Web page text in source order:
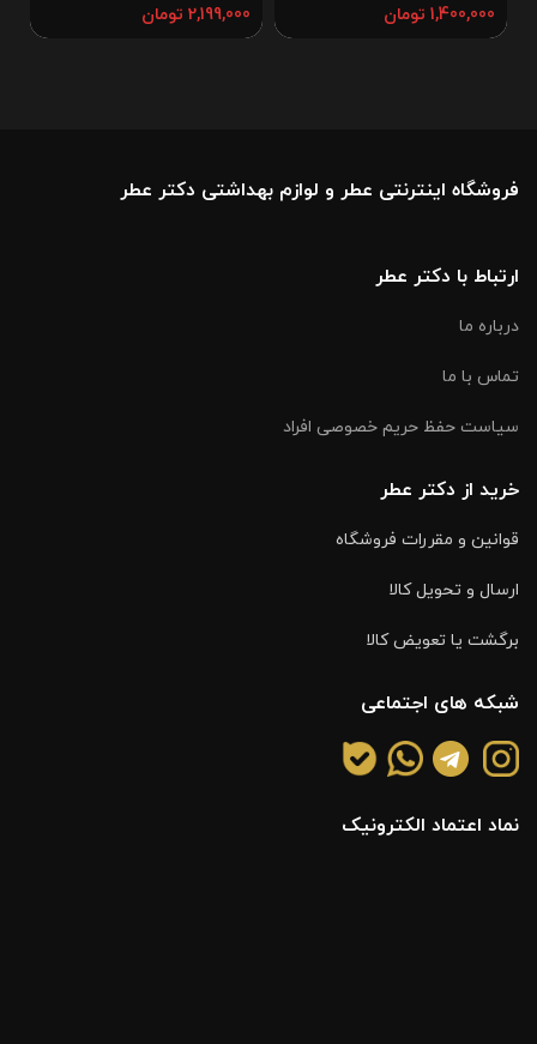
1,400,000 تومان
2,199,000 تومان
فروشگاه اینترنتی عطر و لوازم بهداشتی دکتر عطر
ارتباط با دکتر عطر
درباره ما
تماس با ما
سیاست حفظ حریم خصوصی افراد
خرید از دکتر عطر
قوانین و مقررات فروشگاه
ارسال و تحویل کالا
برگشت یا تعویض کالا
شبکه های اجتماعی
نماد اعتماد الکترونیک